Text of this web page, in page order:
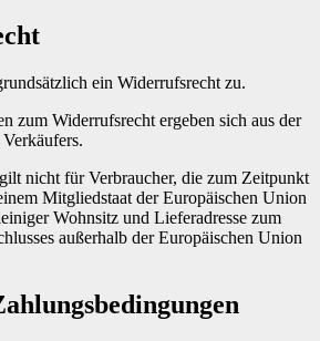
ein Widerrufsrecht zu.
zum Widerrufsrecht ergeben sich aus der
nicht für Verbraucher, die zum Zeitpunkt
Mitgliedstaat der Europäischen Union
Wohnsitz und Lieferadresse zum
außerhalb der Europäischen Union